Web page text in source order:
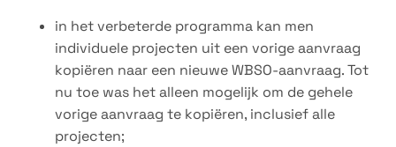
in het verbeterde programma kan men
individuele projecten uit een vorige aanvraag
kopiëren naar een nieuwe WBSO-aanvraag. Tot
nu toe was het alleen mogelijk om de gehele
vorige aanvraag te kopiëren, inclusief alle
projecten;